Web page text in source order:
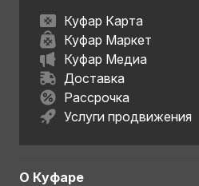
Куфар Карта
Куфар Маркет
Куфар Медиа
Доставка
Рассрочка
Услуги продвижения
О Куфаре